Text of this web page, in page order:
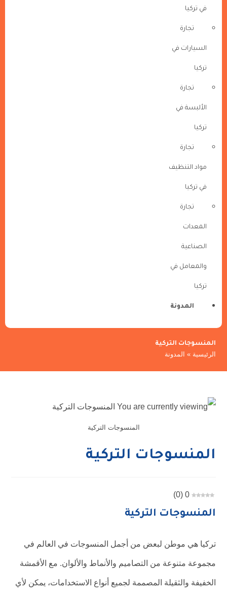
في تركيا
تجارة
السيارات في
تركيا
تجارة
الألبسة في
تركيا
تجارة
مواد التنظيف
في تركيا
تجارة
المعدات
الصناعية
والمعامل في
تركيا
المدونة
المنسوجات التركية
الرئيسية» المدونة
المنسوجات التركية
المنسوجات التركية
0
(
0
)
المنسوجات التركية
تركيا هي موطن لبعض من أجمل المنسوجات في العالم في
مجموعة متنوعة من التصاميم والأنماط والألوان. مع الأقمشة
الخفيفة والثقيلة المصممة لجميع أنواع الاستخدامات، يمكن لأي